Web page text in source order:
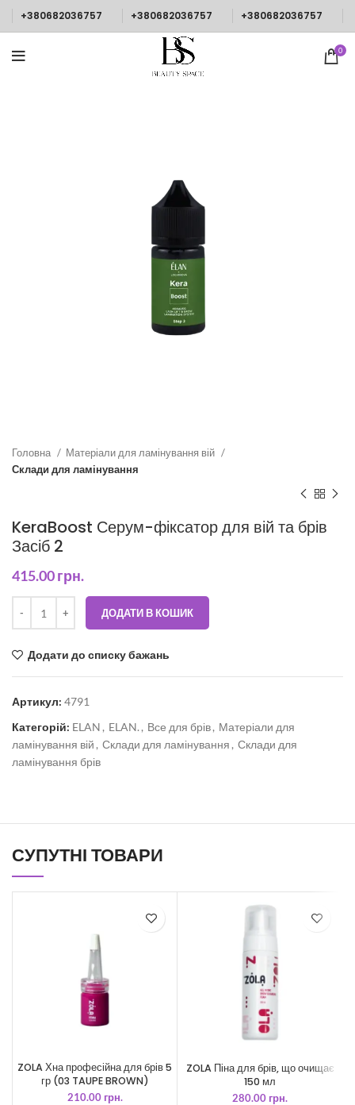
+380682036757 +380682036757 +380682036757
0
Головна
Матеріали для ламінування вій
Склади для ламінування
KeraBoost Серум-фіксатор для вій та брів
Засіб 2
415.00грн.
ДОДАТИ В КОШИК
Додати до списку бажань
Артикул: 4791
Категорій: ELAN , ELAN. , Все для брів, Матеріали для
ламінування вій , Склади для ламінування , Склади для
ламінування брів
СУПУТНІ ТОВАРИ
ZOLA Хна професійна для брів 5
гр (03 TAUPE BROWN)
210.00 грн.
ZOLA Піна для брів, що очищає
150 мл
280.00 грн.